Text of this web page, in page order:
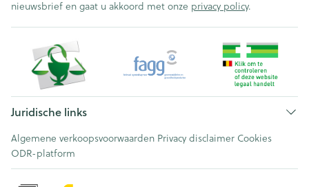
nieuwsbrief en gaat u akkoord met onze privacy policy.
Juridische links
Algemene verkoopsvoorwaarden Privacy disclaimer Cookies
ODR-platform